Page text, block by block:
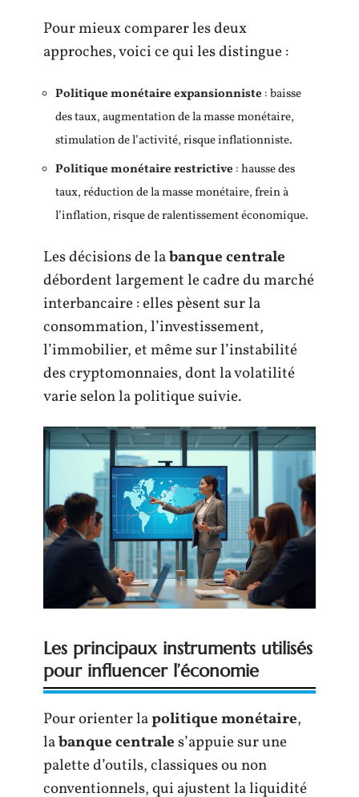
Pour mieux comparer les deux
approches, voici ce qui les distingue :
Politique monétaire expansionniste : baisse
des taux, augmentation de la masse monétaire,
stimulation de l’activité, risque inflationniste.
Politique monétaire restrictive : hausse des
taux, réduction de la masse monétaire, frein à
l’inflation, risque de ralentissement économique.
Les décisions de labanque centrale
débordent largement le cadre du marché
interbancaire : elles pèsent sur la
consommation, l’investissement,
l’immobilier, et même sur l’instabilité
des cryptomonnaies, dont la volatilité
varie selon la politique suivie.
Les principaux instruments utilisés
pour influencer l’économie
Pour orienter lapolitique monétaire,
labanque centrales’appuie sur une
palette d’outils, classiques ou non
conventionnels, qui ajustent la liquidité